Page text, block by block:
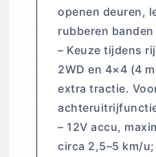
openen deuren,
rubberen
– Keuze tijdens
2WD en 4×4 (4
extra tractie.
– 12V accu,
circa 2,5–5 km/